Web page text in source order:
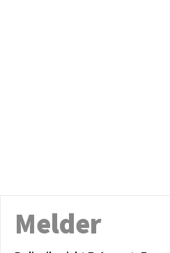
Melder